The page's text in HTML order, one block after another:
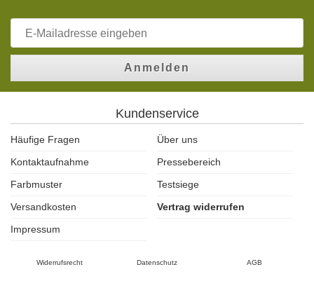
Anmelden
Kundenservice
Häufige Fragen
Über uns
Kontaktaufnahme
Pressebereich
Farbmuster
Testsiege
Versandkosten
Vertrag widerrufen
Impressum
Widerrufsrecht Datenschutz AGB